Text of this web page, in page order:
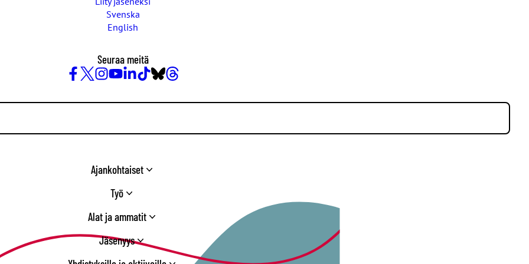
Svenska
English
Seuraa meitä
/
Ajankohtaiset
Työ
Alat ja ammatit
Jäsenyys